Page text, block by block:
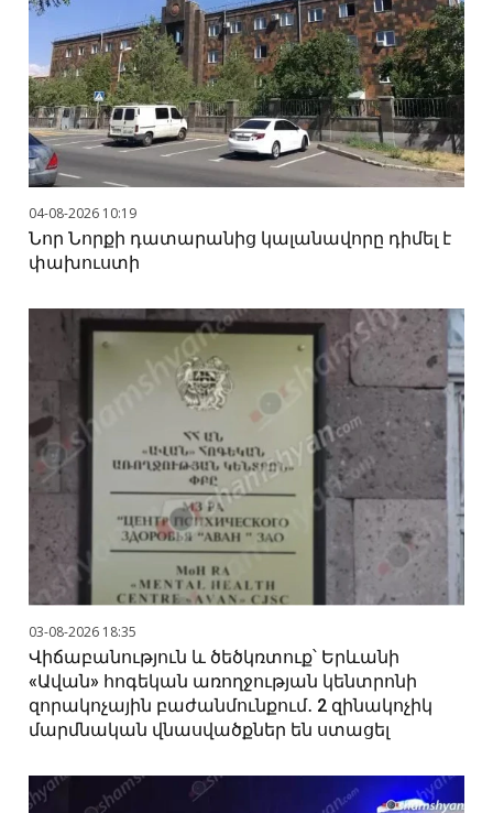
04-08-2026 10:19
Նոր Նորքի դատարանից կալանավորը դիմել է
փախուստի
03-08-2026 18:35
Վիճաբանություն և ծեծկռտուք՝ Երևանի
«Ավան» հոգեկան առողջության կենտրոնի
զորակոչային բաժանմունքում․ 2 զինակոչիկ
մարմնական վնասվածքներ են ստացել